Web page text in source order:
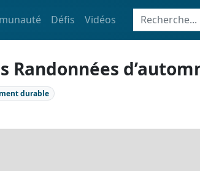
Défis Vidéos
Randonnées
durable